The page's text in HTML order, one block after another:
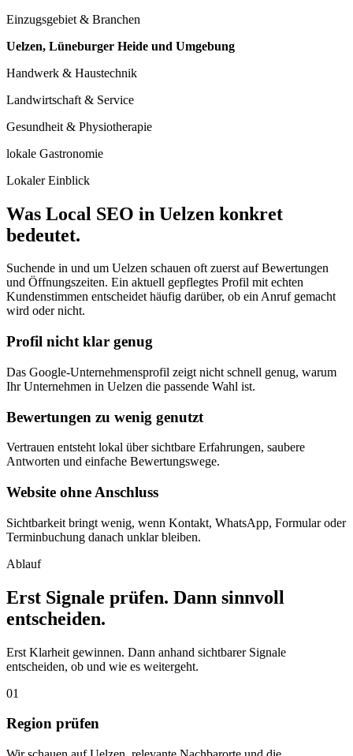
Einzugsgebiet & Branchen
Uelzen, Lüneburger Heide und Umgebung
Handwerk & Haustechnik
Landwirtschaft & Service
Gesundheit & Physiotherapie
lokale Gastronomie
Lokaler Einblick
Was Local SEO in Uelzen konkret
bedeutet.
Suchende in und um Uelzen schauen oft zuerst auf Bewertungen
und Öffnungszeiten. Ein aktuell gepflegtes Profil mit echten
Kundenstimmen entscheidet häufig darüber, ob ein Anruf gemacht
wird oder nicht.
Profil nicht klar genug
Das Google-Unternehmensprofil zeigt nicht schnell genug, warum
Ihr Unternehmen in Uelzen die passende Wahl ist.
Bewertungen zu wenig genutzt
Vertrauen entsteht lokal über sichtbare Erfahrungen, saubere
Antworten und einfache Bewertungswege.
Website ohne Anschluss
Sichtbarkeit bringt wenig, wenn Kontakt, WhatsApp, Formular oder
Terminbuchung danach unklar bleiben.
Ablauf
Erst Signale prüfen. Dann sinnvoll
entscheiden.
Erst Klarheit gewinnen. Dann anhand sichtbarer Signale
entscheiden, ob und wie es weitergeht.
01
Region prüfen